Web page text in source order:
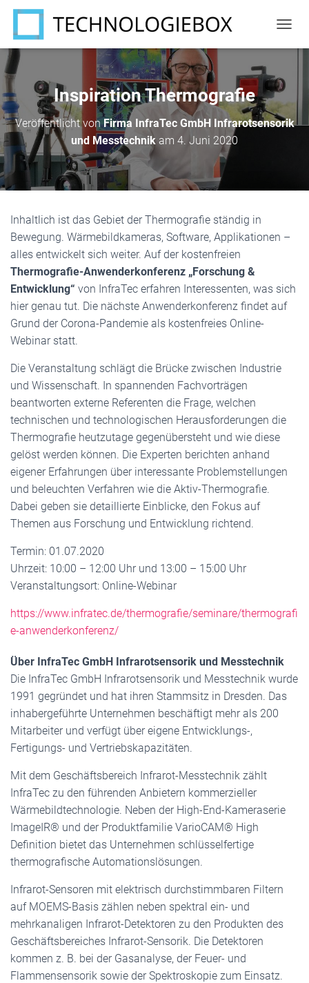
A
G
I
S
Inspiration Thermografie
Veröffentlicht vonFirma InfraTec GmbH Infrarotsensorik
und Messtechnik am 4. Juni 2020
Inhaltlich ist das Gebiet der Thermografie ständig in
Bewegung. Wärmebildkameras, Software, Applikationen –
alles entwickelt sich weiter. Auf der kostenfreien
Thermografie-Anwenderkonferenz „Forschung &
Entwicklung“ von InfraTec erfahren Interessenten, was sich
hier genau tut. Die nächste Anwenderkonferenz findet auf
Grund der Corona-Pandemie als kostenfreies Online-
Webinar statt.
Die Veranstaltung schlägt die Brücke zwischen Industrie
und Wissenschaft. In spannenden Fachvorträgen
beantworten externe Referenten die Frage, welchen
technischen und technologischen Herausforderungen die
Thermografie heutzutage gegenübersteht und wie diese
gelöst werden können. Die Experten berichten anhand
eigener Erfahrungen über interessante Problemstellungen
und beleuchten Verfahren wie die Aktiv-Thermografie.
Dabei geben sie detaillierte Einblicke, den Fokus auf
Themen aus Forschung und Entwicklung richtend.
Termin: 01.07.2020
Uhrzeit: 10:00 – 12:00 Uhr und 13:00 – 15:00 Uhr
Veranstaltungsort: Online-Webinar
https://www.infratec.de/thermografie/seminare/thermografi
e-anwenderkonferenz/
Über InfraTec GmbH Infrarotsensorik und Messtechnik
Die InfraTec GmbH Infrarotsensorik und Messtechnik wurde
1991 gegründet und hat ihren Stammsitz in Dresden. Das
inhabergeführte Unternehmen beschäftigt mehr als 200
Mitarbeiter und verfügt über eigene Entwicklungs-,
Fertigungs- und Vertriebskapazitäten.
Mit dem Geschäftsbereich Infrarot-Messtechnik zählt
InfraTec zu den führenden Anbietern kommerzieller
Wärmebildtechnologie. Neben der High-End-Kameraserie
ImageIR® und der Produktfamilie VarioCAM® High
Definition bietet das Unternehmen schlüsselfertige
thermografische Automationslösungen.
Infrarot-Sensoren mit elektrisch durchstimmbaren Filtern
auf MOEMS-Basis zählen neben spektral ein- und
mehrkanaligen Infrarot-Detektoren zu den Produkten des
Geschäftsbereiches Infrarot-Sensorik. Die Detektoren
kommen z. B. bei der Gasanalyse, der Feuer- und
Flammensensorik sowie der Spektroskopie zum Einsatz.